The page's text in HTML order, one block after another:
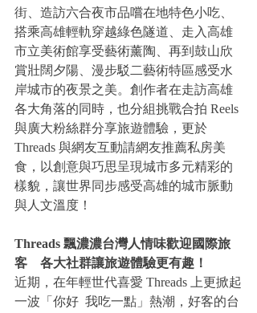
街、造訪六合夜市品嚐在地特色小吃、
搭乘高雄輕軌穿越綠色隧道、走入高雄
市立美術館享受藝術薰陶、再到鼓山欣
賞壯闊夕陽、漫步駁二藝術特區感受水
岸城市的夜景之美。創作者在走訪高雄
各大角落的同時，也分組挑戰合拍 Reels
與廣大粉絲群分享旅遊體驗，更於
Threads 與網友互動請網友推薦私房美
食，以創意與巧思呈現城市多元精彩的
樣貌，讓世界同步感受高雄的城市脈動
與人文溫度！
Threads 飄濃濃台灣人情味歡迎國際旅
客    各大社群讓旅遊體驗更有趣！
近期，在年輕世代喜愛 Threads 上更掀起
一波「你好  我吃一點」熱潮，好客的台